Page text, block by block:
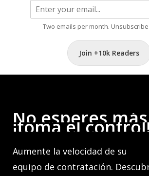
Two emails per month.
Join +10k Readers
Noesperesmás,
¡toma el control!
Aumente la velocidad de su
equipo de contratación.